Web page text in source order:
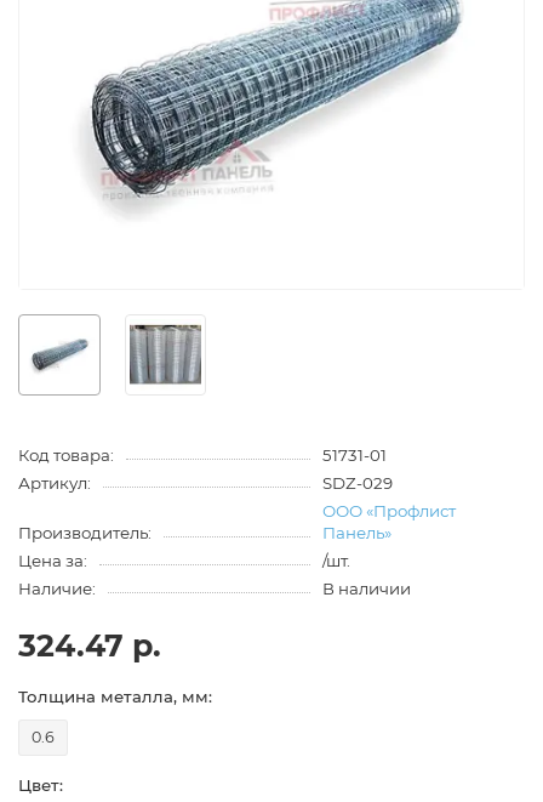
Код товара:
51731-01
Артикул:
SDZ-029
Производитель:
ООО «Профлист
Панель»
Цена за:
/шт.
Наличие:
В наличии
324.47 р.
Толщина металла, мм:
0.6
Цвет: